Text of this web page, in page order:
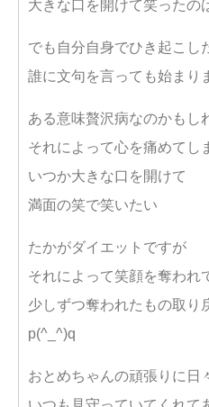
大きな口を開けて笑った
でも自分自身でひき起こし
誰に文句を言っても始まり
ある意味贅沢病なのかもし
それによって心を痛めてし
いつか大きな口を開けて
満面の笑で笑いたい
たかがダイエットですが
それによって笑顔を奪われ
少しずつ奪われたもの取り
p(^_^)q
おとめちゃんの頑張りに日